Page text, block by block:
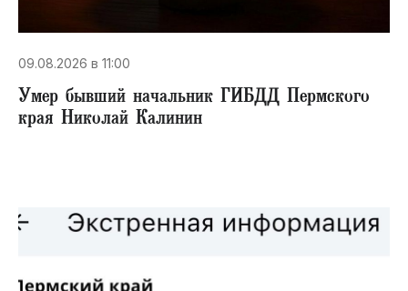
09.08.2026 в 11:00
Умер бывший начальник ГИБДД Пермского
края Николай Калинин